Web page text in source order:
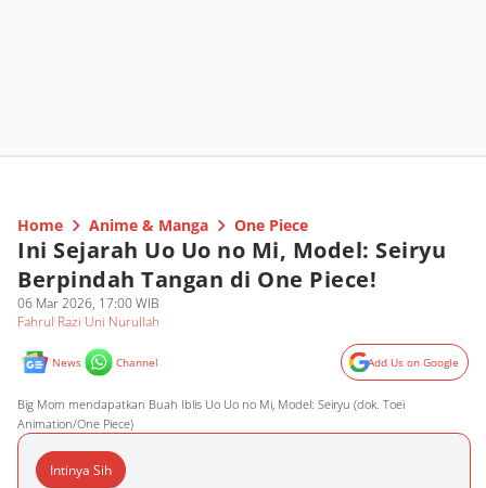
Home Anime & Manga One Piece
Ini Sejarah Uo Uo no Mi, Model: Seiryu
Berpindah Tangan di One Piece!
06 Mar 2026, 17:00 WIB
Fahrul Razi Uni Nurullah
News Channel Add Us on Google
Big Mom mendapatkan Buah Iblis Uo Uo no Mi, Model: Seiryu (dok. Toei
Animation/One Piece)
Intinya Sih